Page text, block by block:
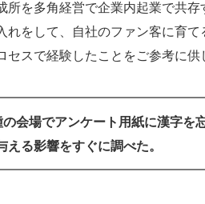
所を多角経営で企業内起業で共
れをして、自社のファン客に育て
セスで経験したことをご参考に供
会場でアンケート用紙に漢字を
える影響をすぐに調べた。